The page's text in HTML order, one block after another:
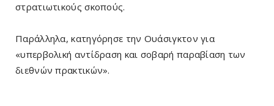
στρατιωτικούς σκοπούς.
Παράλληλα, κατηγόρησε την Ουάσιγκτον για
«υπερβολική αντίδραση και σοβαρή παραβίαση των
διεθνών πρακτικών».